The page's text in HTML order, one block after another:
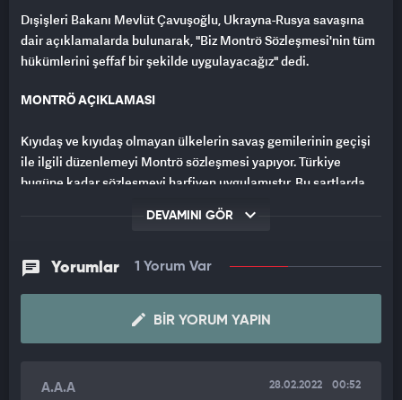
Dışişleri Bakanı Mevlüt Çavuşoğlu, Ukrayna-Rusya savaşına
dair açıklamalarda bulunarak, "Biz Montrö Sözleşmesi'nin tüm
hükümlerini şeffaf bir şekilde uygulayacağız" dedi.
MONTRÖ AÇIKLAMASI
Kıyıdaş ve kıyıdaş olmayan ülkelerin savaş gemilerinin geçişi
ile ilgili düzenlemeyi Montrö sözleşmesi yapıyor. Türkiye
bugüne kadar sözleşmeyi harfiyen uygulamıştır. Bu şartlarda
Başlangıçta Rusya'nın saldırısı oldu, uzmanlarla, askerlerle,
askeri harekat değil, resmen savaş hali var. Bu durumda da
şekilde uyguluyoruz.
tarafı olan ülkedeki üsse gidecekse o zaman bu geçiş
DEVAMINI GÖR
Yorumlar 1 Yorum Var
BIR YORUM YAPIN
A.A.A 28.02.2022 00:52